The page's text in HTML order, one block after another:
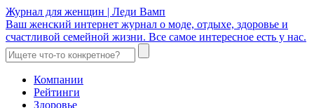
Журнал для женщин | Леди Вамп
Ваш женский интернет журнал о моде, отдыхе, здоровье и
счастливой семейной жизни. Все самое интересное есть у нас.
Компании
Рейтинги
Здоровье